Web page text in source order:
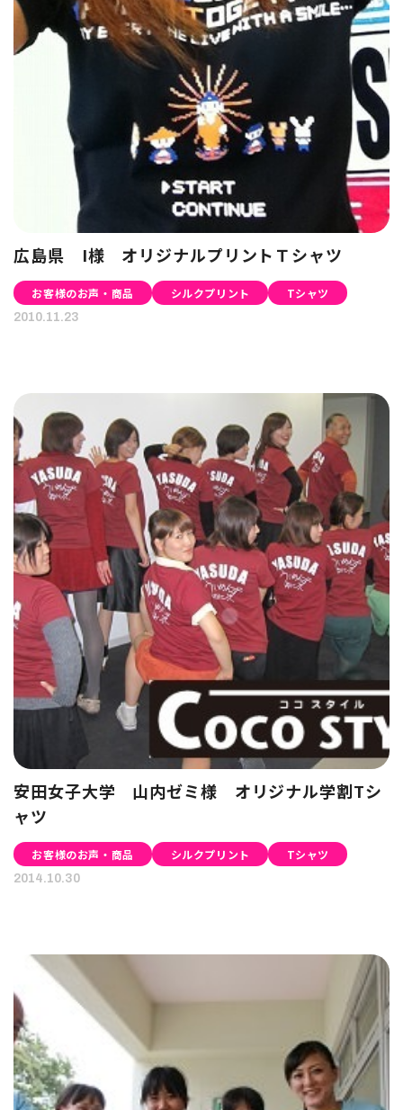
広島県 I様 オリジナルプリントＴシャツ
お客様のお声・商品 シルクプリント Tシャツ
2010.11.23
安田女子大学 山内ゼミ様 オリジナル学割Tシ
ャツ
お客様のお声・商品 シルクプリント Tシャツ
2014.10.30